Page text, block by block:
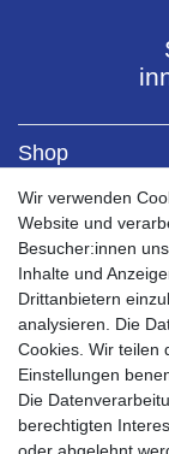
Shop
Versandkosten
Zahlungsarten
Bestellablauf 0%
Mein Konto
Mein Account
Registrieren
Warenkorb
Kasse
Wir verwenden
Website und
Besucher:innen
Inhalte und
Drittanbietern
analysieren. Die
Cookies. Wir teilen
Einstellungen
Die
berechtigten